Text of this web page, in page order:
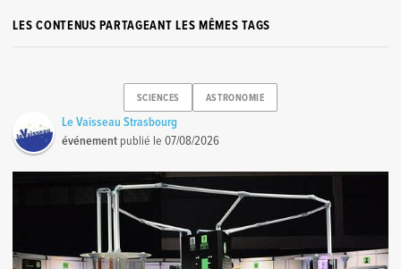
LES CONTENUS PARTAGEANT LES MÊMES TAGS
SCIENCES ASTRONOMIE
Le Vaisseau Strasbourg
événement publié le07/08/2026